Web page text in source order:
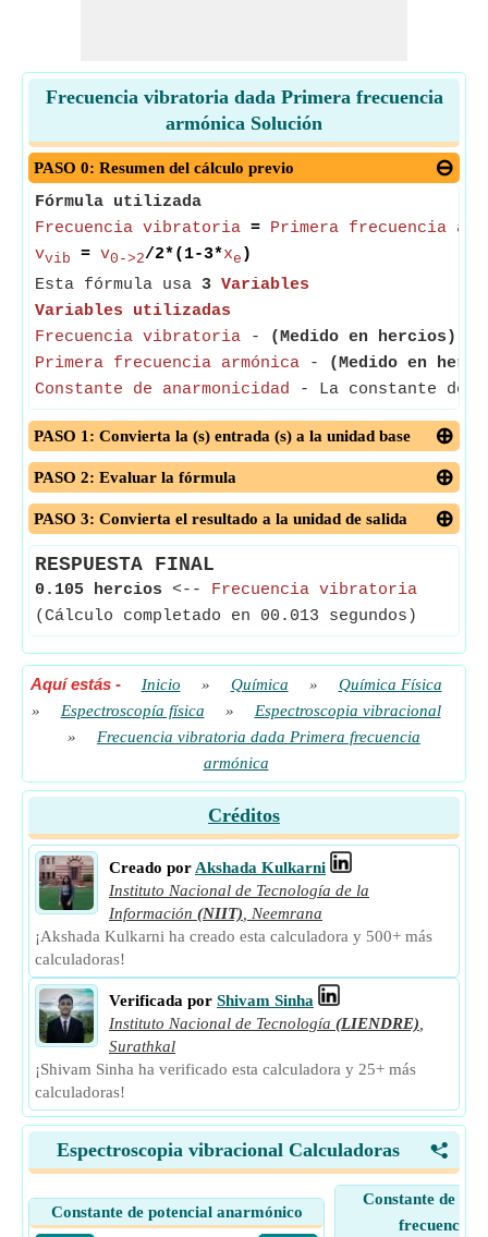
Frecuencia vibratoria dada Primera frecuencia
armónica Solución
PASO 0: Resumen del cálculo previo
Fórmula utilizada
Frecuencia vibratoria = Primera frecuencia
vvib = v0->2/2*(1-3*xe )
Esta fórmula usa 3 Variables
Variables utilizadas
Frecuencia vibratoria - (Medido en hercios)
Primera frecuencia armónica -
(Medido en
Constante de anarmonicidad - La constante de
PASO 1: Convierta la (s) entrada (s) a la unidad base
PASO 2: Evaluar la fórmula
PASO 3: Convierta el resultado a la unidad de salida
RESPUESTA FINAL
0.105 hercios <-- Frecuencia vibratoria
(Cálculo completado en 00.013 segundos)
Aquí estás- Inicio » Química »
Química Física
»
Espectroscopía física »
Espectroscopia vibracional
»
Frecuencia vibratoria dada Primera frecuencia
armónica
Créditos
Creado por Akshada Kulkarni
Instituto Nacional de Tecnología de la
Información (NIIT)
Neemrana
¡Akshada Kulkarni ha creado esta calculadora y 500+ más
calculadoras!
Verificada por Shivam Sinha
Instituto Nacional de Tecnología (LIENDRE)
Surathkal
¡Shivam Sinha ha verificado esta calculadora y 25+ más
calculadoras!
<
Espectroscopia vibracional Calculadoras
Constante de potencial anarmónico
Constante de
frecuencia